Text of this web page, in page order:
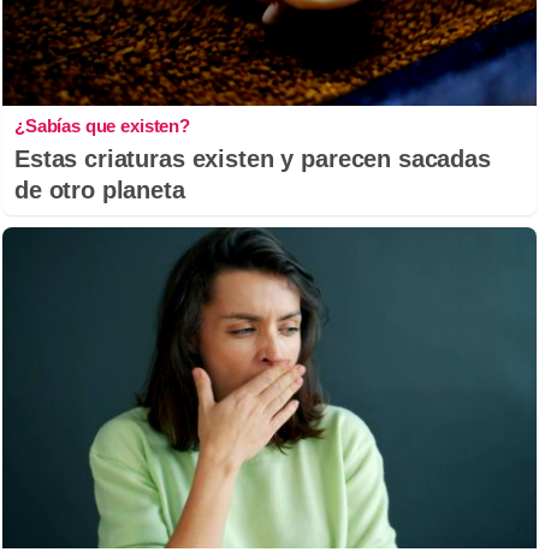
¿Sabías que existen?
Estas criaturas existen y parecen sacadas
de otro planeta